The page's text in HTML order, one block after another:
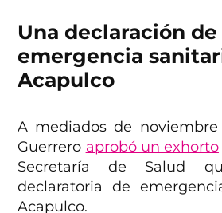
Una declaración de
emergencia
Acapulco
A mediados de
Guerrero aprobó un exhorto
Secretaría de Salud
declaratoria de
Acapulco.